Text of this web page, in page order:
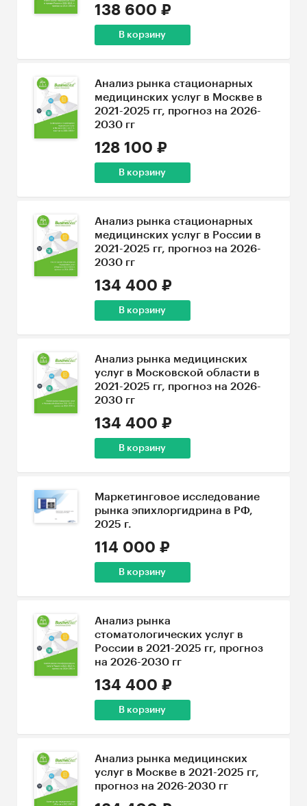
138 600 ₽
В корзину
Анализ рынка стационарных
медицинских услуг в Москве в
2021-2025 гг, прогноз на 2026-
2030 гг
128 100 ₽
В корзину
Анализ рынка стационарных
медицинских услуг в России в
2021-2025 гг, прогноз на 2026-
2030 гг
134 400 ₽
В корзину
Анализ рынка медицинских
услуг в Московской области в
2021-2025 гг, прогноз на 2026-
2030 гг
134 400 ₽
В корзину
Маркетинговое исследование
рынка эпихлоргидрина в РФ,
2025 г.
114 000 ₽
В корзину
Анализ рынка
стоматологических услуг в
России в 2021-2025 гг, прогноз
на 2026-2030 гг
134 400 ₽
В корзину
Анализ рынка медицинских
услуг в Москве в 2021-2025 гг,
прогноз на 2026-2030 гг